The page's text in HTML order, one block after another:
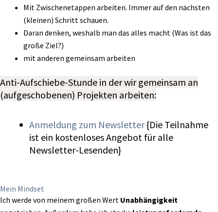
Mit Zwischenetappen arbeiten. Immer auf den nächsten
(kleinen) Schritt schauen.
Daran denken, weshalb man das alles macht (Was ist das
große Ziel?)
mit anderen gemeinsam arbeiten
Anti-Aufschiebe-Stunde in der wir gemeinsam an
(aufgeschobenen) Projekten arbeiten:
Anmeldung zum Newsletter{Die Teilnahme
ist ein kostenloses Angebot für alle
Newsletter-Lesenden}
Mein Mindset
Ich werde von meinem großen Wert Unabhängigkeit